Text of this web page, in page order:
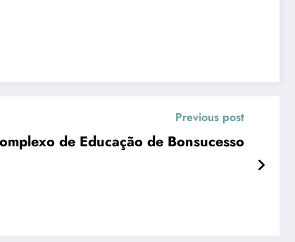
Previous post
avança com obras do Complexo de Educação de Bonsucesso